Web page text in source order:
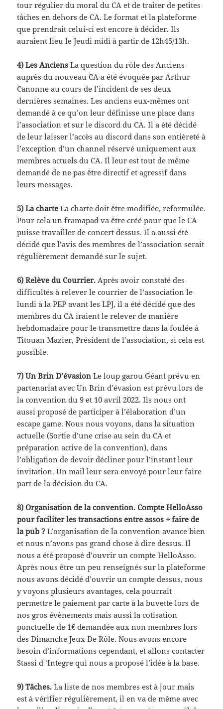
tour régulier du moral du CA et de traiter de petites
tâches en dehors de CA. Le format et la plateforme
que prendrait celui-ci est encore à décider. Ils
auraient lieu le Jeudi midi à partir de 12h45/13h.
4) Les Anciens La question du rôle des Anciens
auprès du nouveau CA a été évoquée par Arthur
Canonne au cours de l’incident de ses deux
dernières semaines. Les anciens eux-mêmes ont
demandé à ce qu’on leur définisse une place dans
l’association et sur le discord du CA. Il a été décidé
de leur laisser l’accès au discord dans son entièreté à
l’exception d’un channel réservé uniquement aux
membres actuels du CA. Il leur est tout de même
demandé de ne pas être directif et agressif dans
leurs messages.
5) La charte La charte doit être modifiée, reformulée.
Pour cela un framapad va être créé pour que le CA
puisse travailler de concert dessus. Il a aussi été
décidé que l’avis des membres de l’association serait
régulièrement demandé sur le sujet.
6) Relève du Courrier. Après avoir constaté des
difficultés à relever le courrier de l’association le
lundi à la PEP avant les LPJ, il a été décidé que des
membres du CA iraient le relever de manière
hebdomadaire pour le transmettre dans la foulée à
Titouan Mazier, Président de l’association, si cela est
possible.
7) Un Brin D’évasion Le loup garou Géant prévu en
partenariat avec Un Brin d’évasion est prévu lors de
la convention du 9 et 10 avril 2022. Ils nous ont
aussi proposé de participer à l’élaboration d’un
escape game. Nous nous voyons, dans la situation
actuelle (Sortie d’une crise au sein du CA et
préparation active de la convention), dans
l’obligation de devoir décliner pour l’instant leur
invitation. Un mail leur sera envoyé pour leur faire
part de la décision du CA.
8) Organisation de la convention. Compte HelloAsso
pour faciliter les transactions entre assos + faire de
la pub ? L’organisation de la convention avance bien
et nous n’avons pas grand chose à dire dessus. Il
nous a été proposé d’ouvrir un compte HelloAsso.
Après nous être un peu renseignés sur la plateforme
nous avons décidé d’ouvrir un compte dessus, nous
y voyons plusieurs avantages, cela pourrait
permettre le paiement par carte à la buvette lors de
nos gros évènements mais aussi la cotisation
ponctuelle de 1€ demandée aux non membres lors
des Dimanche Jeux De Rôle. Nous avons encore
besoin d’informations cependant, et allons contacter
Stassi d ‘Integre qui nous a proposé l’idée à la base.
9) Tâches. La liste de nos membres est à jour mais
est à vérifier régulièrement, il en va de même avec